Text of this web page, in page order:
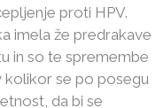
proti HPV.
imela že predrakave
in so te spremembe
kolikor se po posegu
da bi se